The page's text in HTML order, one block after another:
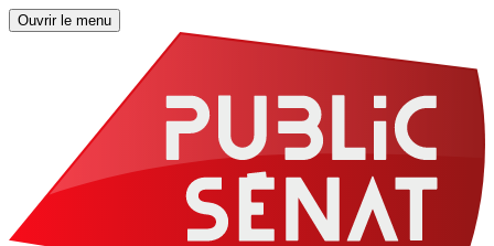
Ouvrir le menu